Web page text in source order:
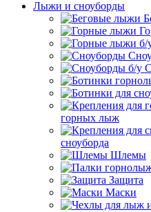
Лыжи и сноуборды
горных лыж
сноуборда
Шлемы
Защита
Маски